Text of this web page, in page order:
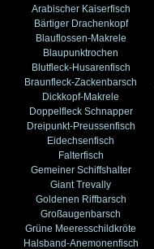
Arabischer Kaiserfisch
Bärtiger Drachenkopf
Blauflossen-Makrele
Blaupunktrochen
Blutfleck-Husarenfisch
Braunfleck-Zackenbarsch
Dickkopf-Makrele
Doppelfleck Schnapper
Dreipunkt-Preussenfisch
Eidechsenfisch
Falterfisch
Gemeiner Schiffshalter
Giant Trevally
Goldenen Riffbarsch
Großaugenbarsch
Grüne Meeresschildkröte
Halsband-Anemonenfisch